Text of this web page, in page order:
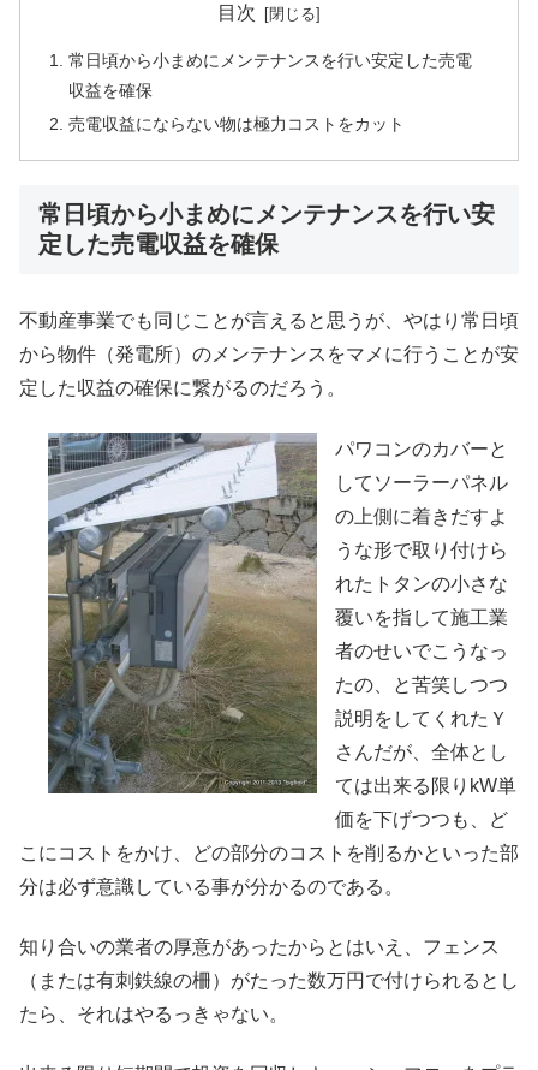
目次
常日頃から小まめにメンテナンスを行い安定した売電
収益を確保
売電収益にならない物は極力コストをカット
常日頃から小まめにメンテナンスを行い安
定した売電収益を確保
不動産事業でも同じことが言えると思うが、やはり常日頃
から物件（発電所）のメンテナンスをマメに行うことが安
定した収益の確保に繋がるのだろう。
パワコンのカバーと
してソーラーパネル
の上側に着きだすよ
うな形で取り付けら
れたトタンの小さな
覆いを指して施工業
者のせいでこうなっ
たの、と苦笑しつつ
説明をしてくれたＹ
さんだが、全体とし
ては出来る限りkW単
価を下げつつも、ど
こにコストをかけ、どの部分のコストを削るかといった部
分は必ず意識している事が分かるのである。
知り合いの業者の厚意があったからとはいえ、フェンス
（または有刺鉄線の柵）がたった数万円で付けられるとし
たら、それはやるっきゃない。